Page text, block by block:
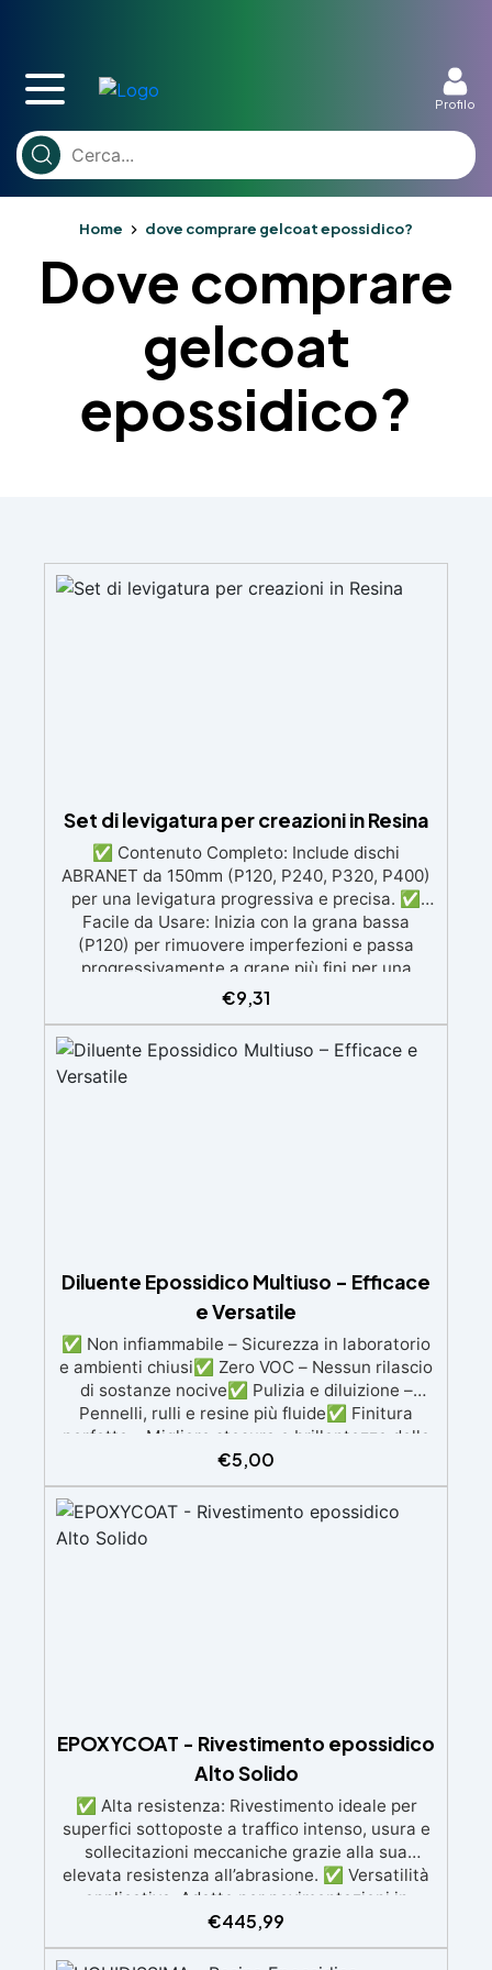
Profilo
Home dove comprare gelcoat epossidico?
Dove comprare
gelcoat
epossidico?
Set di levigatura per creazioni in Resina
✅ Contenuto Completo: Include dischi
ABRANET da 150mm (P120, P240, P320, P400)
per una levigatura progressiva e precisa. ✅
Facile da Usare: Inizia con la grana bassa
(P120) per rimuovere imperfezioni e passa
progressivamente a grane più fini per una
finitura omogenea. ✅ Tecnologia Avanzata: I
dischi retati favoriscono l'aspirazione della
pulito e una finitura perfetta. ✅ Finitura
Luminosa: Dopo l'uso dei dischi, puoi lucidare
€9,31
Diluente Epossidico Multiuso – Efficace
e Versatile
✅ Non infiammabile – Sicurezza in laboratorio
e ambienti chiusi✅ Zero VOC – Nessun rilascio
di sostanze nocive✅ Pulizia e diluizione –
Pennelli, rulli e resine più fluide✅ Finitura
perfetta – Migliore stesura e brillantezza della
resina
€5,00
EPOXYCOAT - Rivestimento epossidico
Alto Solido
✅ Alta resistenza: Rivestimento ideale per
superfici sottoposte a traffico intenso, usura e
sollecitazioni meccaniche grazie alla sua
elevata resistenza all’abrasione. ✅ Versatilità
applicativa: Adatto per pavimentazioni in
ambienti industriali (automobilistici, alimentari,
chimici, farmaceutici), sanitari (ospedali,
€445,99